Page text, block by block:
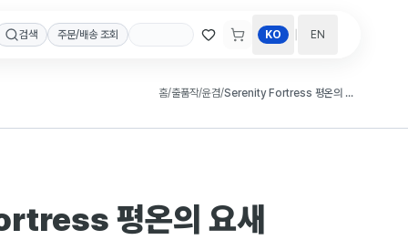
검색 주문/배송 조회 KO EN
홈/출품작/윤겸/ Serenity Fortress 평온의 요새
평온의 요새